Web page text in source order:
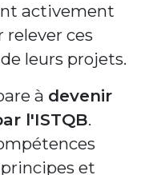
activement
relever ces
leurs projets.
à devenir
l'ISTQB.
et